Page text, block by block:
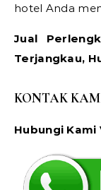
hotel Anda
Jual
Terjangkau,
KONTAK
Hubungi Kami